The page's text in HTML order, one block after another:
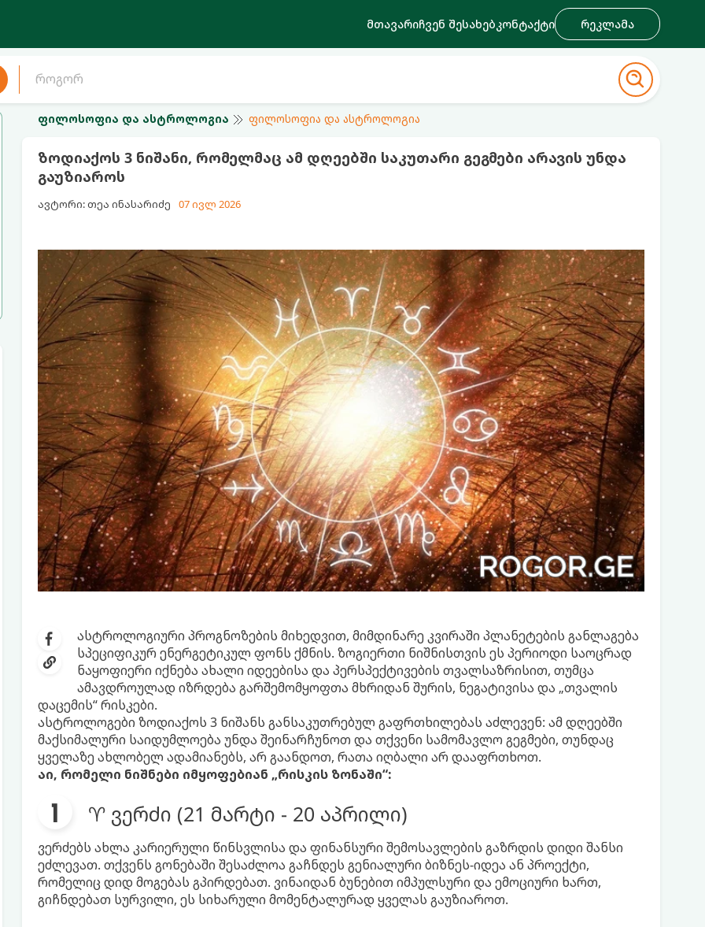
მთავარიჩვენ შესახებკონტაქტი რეკლამა
ფილოსოფია და ასტროლოგია ფილოსოფია და ასტროლოგია
ზოდიაქოს 3 ნიშანი, რომელმაც ამ დღეებში საკუთარი გეგმები არავის უნდა
გაუზიაროს
ავტორი: თეა ინასარიძე 07 ივლ 2026
ასტროლოგიური პროგნოზების მიხედვით, მიმდინარე კვირაში პლანეტების განლაგება
სპეციფიკურ ენერგეტიკულ ფონს ქმნის. ზოგიერთი ნიშნისთვის ეს პერიოდი საოცრად
ნაყოფიერი იქნება ახალი იდეებისა და პერსპექტივების თვალსაზრისით, თუმცა
ამავდროულად იზრდება გარშემომყოფთა მხრიდან შურის, ნეგატივისა და „თვალის
დაცემის“ რისკები.
ასტროლოგები ზოდიაქოს 3 ნიშანს განსაკუთრებულ გაფრთხილებას აძლევენ: ამ დღეებში
მაქსიმალური საიდუმლოება უნდა შეინარჩუნოთ და თქვენი სამომავლო გეგმები, თუნდაც
ყველაზე ახლობელ ადამიანებს, არ გაანდოთ, რათა იღბალი არ დააფრთხოთ.
აი, რომელი ნიშნები იმყოფებიან „რისკის ზონაში“:
♈ ვერძი (21 მარტი - 20 აპრილი)
ვერძებს ახლა კარიერული წინსვლისა და ფინანსური შემოსავლების გაზრდის დიდი შანსი
ეძლევათ. თქვენს გონებაში შესაძლოა გაჩნდეს გენიალური ბიზნეს-იდეა ან პროექტი,
რომელიც დიდ მოგებას გპირდებათ. ვინაიდან ბუნებით იმპულსური და ემოციური ხართ,
გიჩნდებათ სურვილი, ეს სიხარული მომენტალურად ყველას გაუზიაროთ.